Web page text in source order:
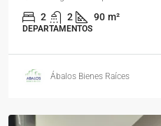
2 2 90 m²
DEPARTAMENTOS
Ábalos Bienes Raíces